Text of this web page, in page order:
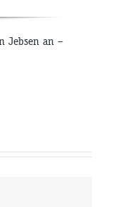
Jebsen an –